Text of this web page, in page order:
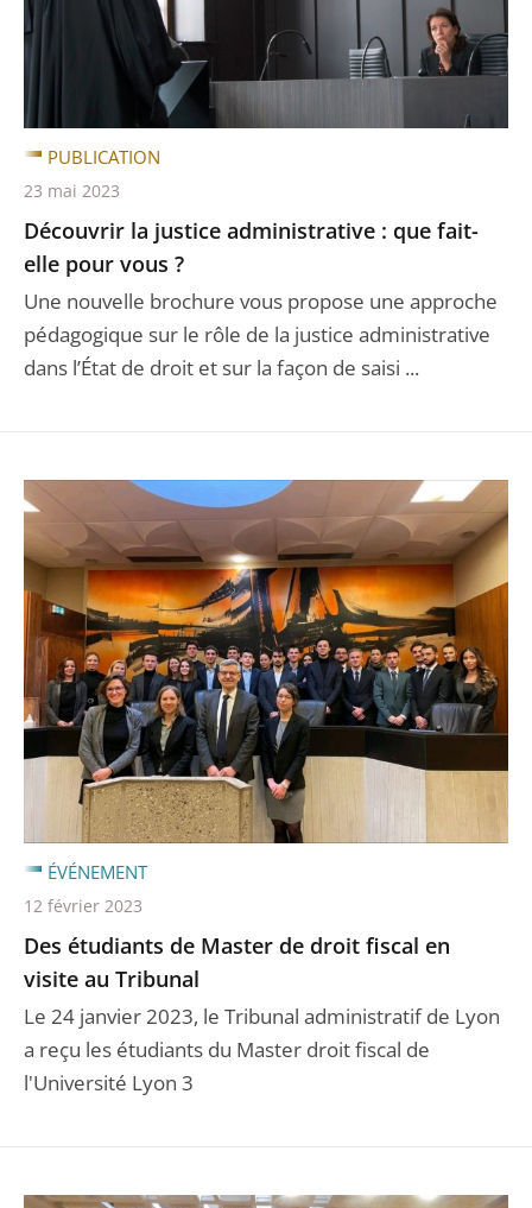
Découvrir la justice administrative : que fait-
elle pour vous ?
Une nouvelle brochure vous propose une approche
pédagogique sur le rôle de la justice administrative
dans l’État de droit et sur la façon de saisi ...
PUBLICATION
23 mai 2023
Des étudiants de Master de droit fiscal en
visite au Tribunal
Le 24 janvier 2023, le Tribunal administratif de Lyon
a reçu les étudiants du Master droit fiscal de
l'Université Lyon 3
ÉVÉNEMENT
12 février 2023